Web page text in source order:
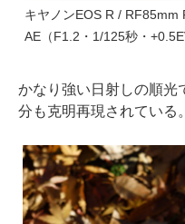
キヤノンEOS R / RF85mm
AE（F1.2・1/125秒・
かなり強い日射しの順光
分も克明再現されている。